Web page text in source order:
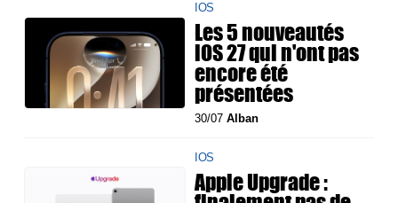
IOS
Les 5 nouveautés
iOS 27 qui n'ont pas
encore été
présentées
30/07Alban
IOS
Apple Upgrade :